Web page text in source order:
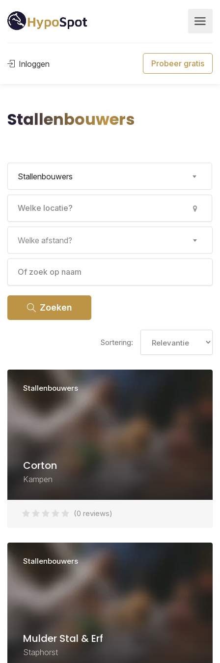
Inloggen Probeer gratis
Stallenbouwers
Stallenbouwers
Welke afstand?
Zoeken
Sortering:
Stallenbouwers
Corton
Kampen
(0 reviews)
Stallenbouwers
Mulder Stal & Erf
Staphorst